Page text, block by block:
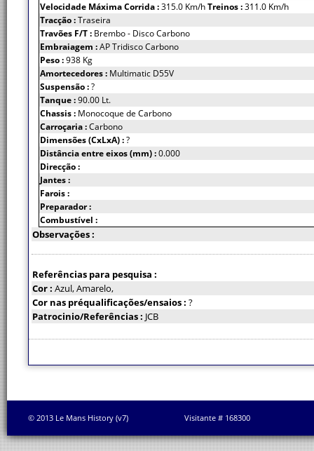
Velocidade Máxima Corrida :315.0 Km/hTreinos :311.0 Km/h
Tracção :Traseira
Travões F/T : Brembo - Disco Carbono
Embraiagem :AP Tridisco Carbono
Peso :938 Kg
Amortecedores : Multimatic D55V
Suspensão :?
Tanque :90.00 Lt.
Chassis : Monocoque de Carbono
Carroçaria :Carbono
Dimensões (CxLxA) :?
Distância entre eixos (mm) :0.000
Direcção :
Jantes :
Farois :
Preparador :
Combustível :
Observações :
Referências para pesquisa :
Cor : Azul, Amarelo,
Cor nas préqualificações/ensaios : ?
Patrocinio/Referências : JCB
© 2013 Le Mans History (v7) Visitante # 168300